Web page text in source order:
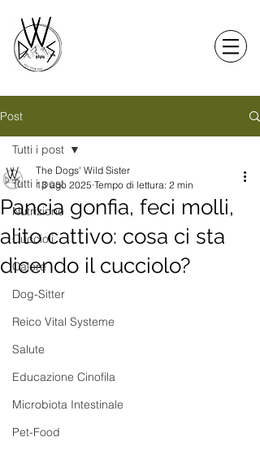
Post
Tutti i post
Nutrizione
Cuccioli
Calore
Dog-Sitter
Reico Vital Systeme
Salute
Educazione Cinofila
Microbiota Intestinale
Pet-Food
Tutti i post
Pancia gonfia, feci molli,
alito cattivo: cosa ci sta
dicendo il cucciolo?
The Dogs' Wild Sister
13 ago 2025 Tempo di lettura: 2 min